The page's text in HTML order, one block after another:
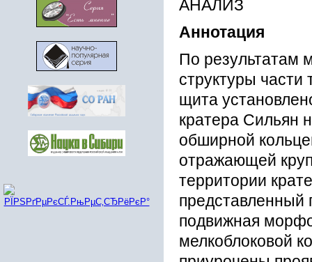
АНАЛИЗ
Аннотация
По результатам
структуры части
щита
кратера Сильян
обширной
отражающей
территории
подвижная
мелкоблоковой